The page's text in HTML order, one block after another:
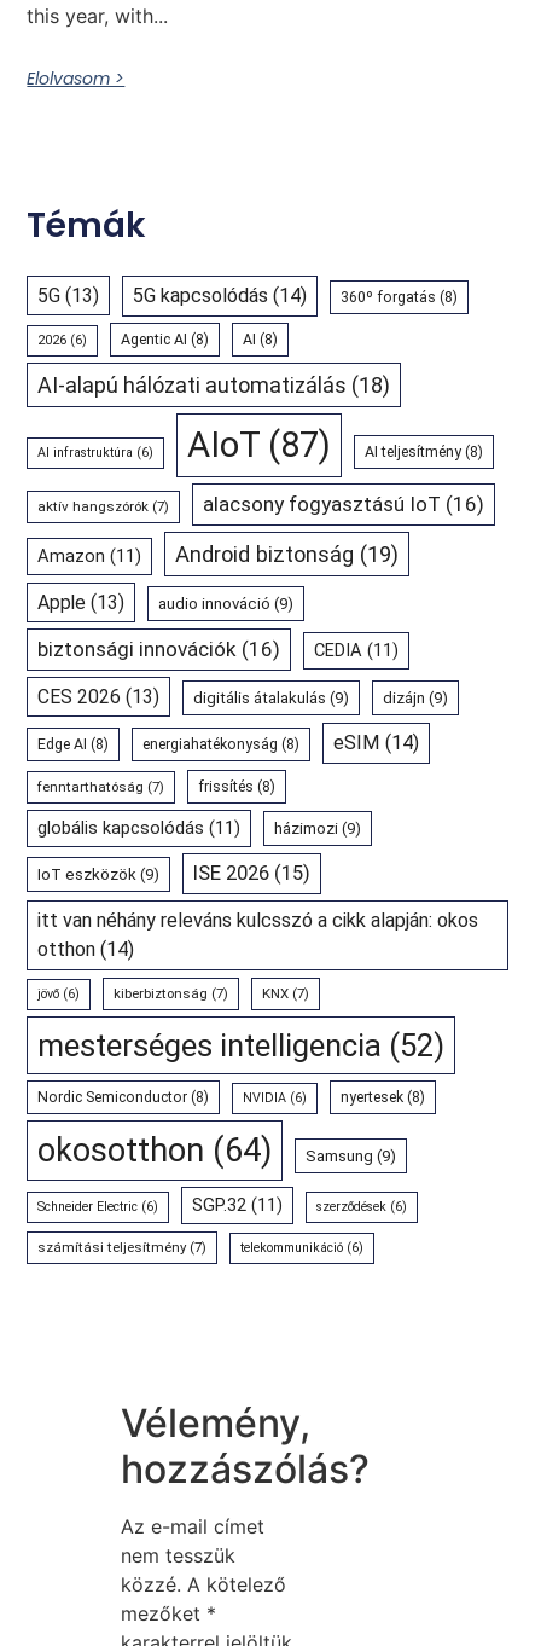
this year, with...
Elolvasom >
Témák
5G (13) 5G kapcsolódás (14) 360º forgatás (8)
2026 (6) Agentic AI (8) AI (8)
AI-alapú hálózati automatizálás (18)
AI infrastruktúra (6) AIoT (87) AI teljesítmény (8)
aktív hangszórók (7) alacsony fogyasztású IoT (16)
Amazon (11) Android biztonság (19)
Apple (13) audio innováció (9)
biztonsági innovációk (16) CEDIA (11)
CES 2026 (13) digitális átalakulás (9) dizájn (9)
Edge AI (8) energiahatékonyság (8) eSIM (14)
fenntarthatóság (7) frissítés (8)
globális kapcsolódás (11) házimozi (9)
IoT eszközök (9) ISE 2026 (15)
itt van néhány releváns kulcsszó a cikk alapján: okos
otthon (14)
jövő (6) kiberbiztonság (7) KNX (7)
mesterséges intelligencia (52)
Nordic Semiconductor (8) NVIDIA (6) nyertesek (8)
okosotthon (64) Samsung (9)
Schneider Electric (6) SGP.32 (11) szerződések (6)
számítási teljesítmény(7) telekommunikáció (6)
Vélemény,
hozzászólás?
Az e-mail címet
nem tesszük
közzé. A kötelező
mezőket *